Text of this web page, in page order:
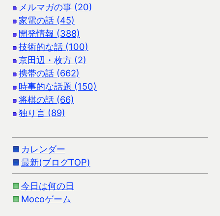
メルマガの事 (20)
家電の話 (45)
開発情報 (388)
技術的な話 (100)
京田辺・枚方 (2)
携帯の話 (662)
時事的な話題 (150)
将棋の話 (66)
独り言 (89)
カレンダー
最新(ブログTOP)
今日は何の日
Mocoゲーム